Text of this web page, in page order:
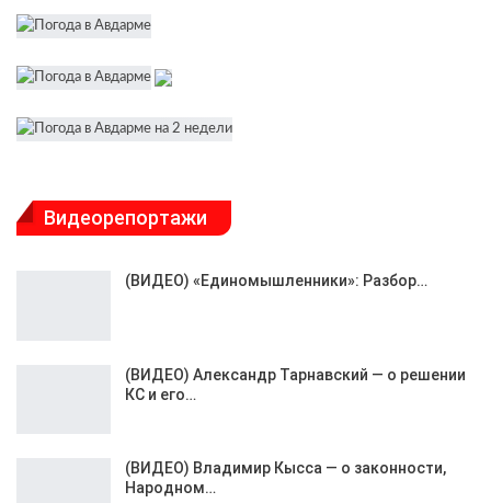
Видеорепортажи
(ВИДЕО) «Единомышленники»: Разбор…
(ВИДЕО) Александр Тарнавский — о решении
КС и его…
(ВИДЕО) Владимир Кысса — о законности,
Народном…